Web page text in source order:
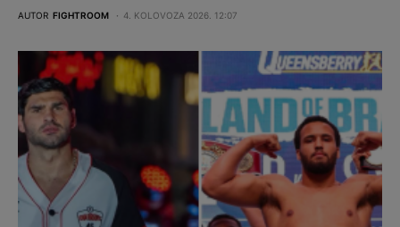
AUTOR FIGHTROOM 4. KOLOVOZA 2026. 12:07